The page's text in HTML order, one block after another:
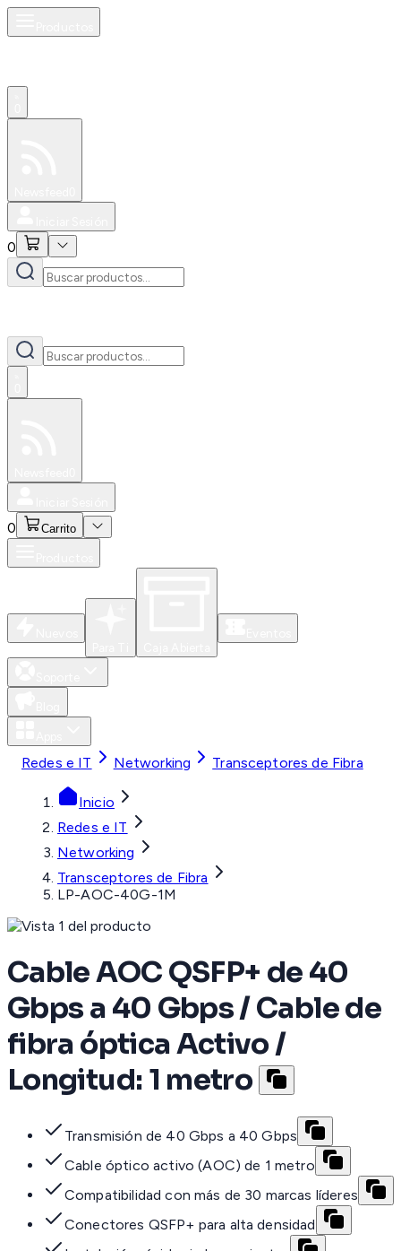
0
0 Carrito
Redes e IT Networking Transceptores de Fibra
Inicio
Redes e IT
Networking
Transceptores de Fibra
LP-AOC-40G-1M
Cable AOC QSFP+ de 40
Gbps a 40 Gbps / Cable de
fibra óptica Activo /
Longitud: 1 metro
Transmisión de 40 Gbps a 40 Gbps
Cable óptico activo (AOC) de 1 metro
Compatibilidad con más de 30 marcas líderes
Conectores QSFP+ para alta densidad